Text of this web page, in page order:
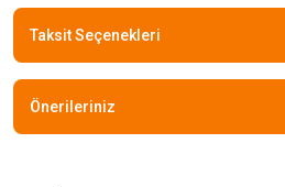
Taksit Seçenekleri
Önerileriniz